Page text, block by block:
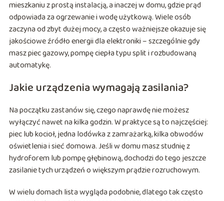
mieszkaniu z prostą instalacją, a inaczej w domu, gdzie prąd
odpowiada za ogrzewanie i wodę użytkową. Wiele osób
zaczyna od zbyt dużej mocy, a często ważniejsze okazuje się
jakościowe źródło energii dla elektroniki – szczególnie gdy
masz piec gazowy, pompę ciepła typu split i rozbudowaną
automatykę.
Jakie urządzenia wymagają zasilania?
Na początku zastanów się, czego naprawdę nie możesz
wyłączyć nawet na kilka godzin. W praktyce są to najczęściej:
piec lub kocioł, jedna lodówka z zamrażarką, kilka obwodów
oświetlenia i sieć domowa. Jeśli w domu masz studnię z
hydroforem lub pompę głębinową, dochodzi do tego jeszcze
zasilanie tych urządzeń o większym prądzie rozruchowym.
W wielu domach lista wygląda podobnie, dlatego tak często